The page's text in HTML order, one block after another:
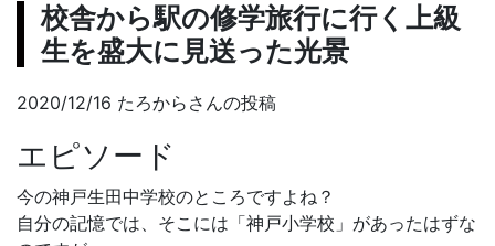
校舎から駅の修学旅行に行く上級
生を盛大に見送った光景
2020/12/16 たろからさんの投稿
エピソード
今の神戸生田中学校のところですよね？
自分の記憶では、そこには「神戸小学校」があったはずな